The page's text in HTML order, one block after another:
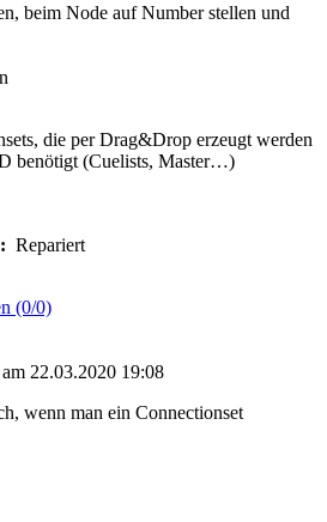
beim Node auf Number stellen und
die per Drag&Drop erzeugt werden
benötigt (Cuelists, Master…)
Repariert
(0/0)
22.03.2020 19:08
wenn man ein Connectionset